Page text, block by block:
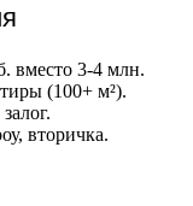
вместо 3-4 млн.
(100+ м²).
вторичка.